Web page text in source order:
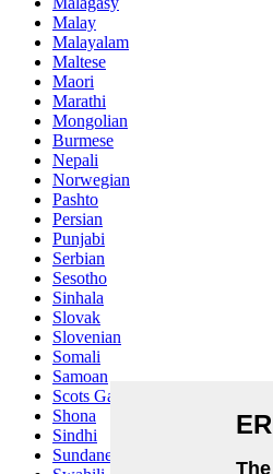
Malay
Malayalam
Maltese
Maori
Marathi
Mongolian
Burmese
Nepali
Norwegian
Pashto
Persian
Punjabi
Serbian
Sesotho
Sinhala
Slovak
Slovenian
Somali
Samoan
Scots Gaelic
Shona
Sindhi
Sundanese